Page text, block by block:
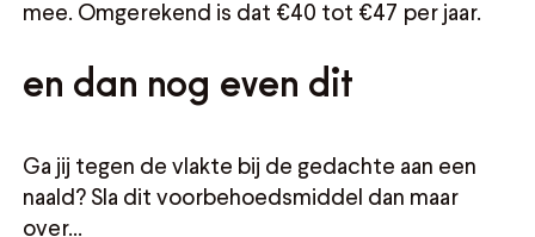
mee. Omgerekend is dat €40 tot €47 per jaar.
en dan nog even dit
Ga jij tegen de vlakte bij de gedachte aan een
naald? Sla dit voorbehoedsmiddel dan maar
over…